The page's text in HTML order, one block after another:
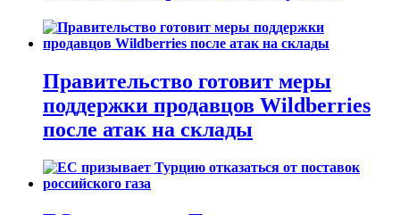
Правительство готовит меры
поддержки продавцов Wildberries
после атак на склады